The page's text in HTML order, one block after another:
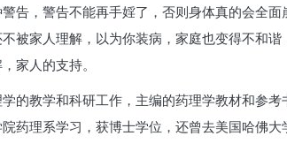
告，警告不能再手婬了，否则身体真的会全
被家人理解，以为你装病，家庭也变得不和
家人的支持。
的教学和科研工作，主编的药理学教材和参
药理系学习，获博士学位，还曾去美国哈佛